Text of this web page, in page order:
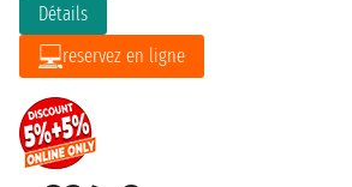
Détails
reservez en ligne